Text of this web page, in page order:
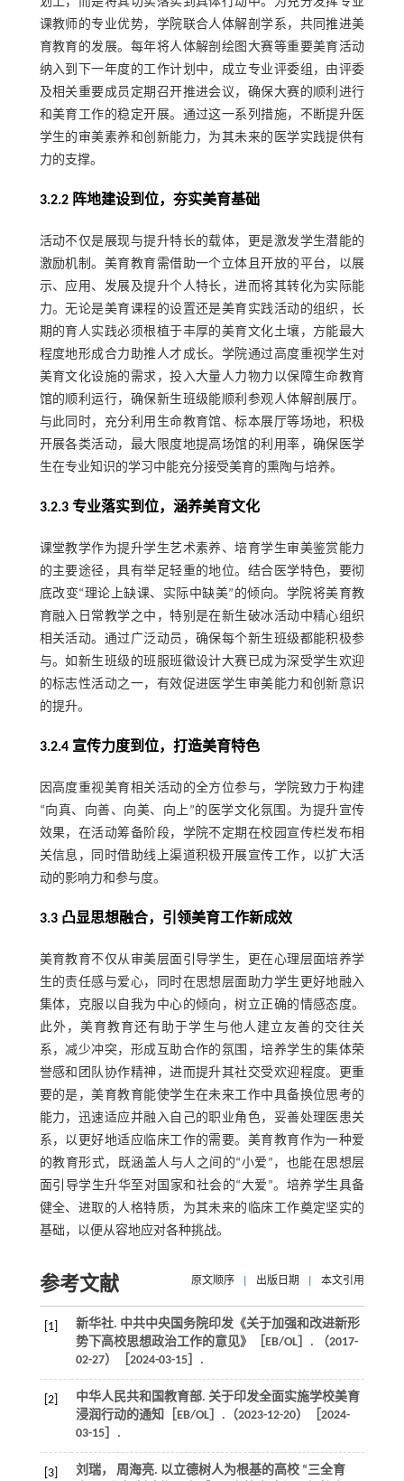
课教师的专业优势，学院联合人体解剖学系，共同推进美
育教育的发展。每年将人体解剖绘图大赛等重要美育活动
纳入到下一年度的工作计划中，成立专业评委组，由评委
及相关重要成员定期召开推进会议，确保大赛的顺利进行
和美育工作的稳定开展。通过这一系列措施，不断提升医
学生的审美素养和创新能力，为其未来的医学实践提供有
力的支撑。
3.2.2 阵地建设到位，夯实美育基础
活动不仅是展现与提升特长的载体，更是激发学生潜能的
激励机制。美育教育需借助一个立体且开放的平台，以展
示、应用、发展及提升个人特长，进而将其转化为实际能
力。无论是美育课程的设置还是美育实践活动的组织，长
期的育人实践必须根植于丰厚的美育文化土壤，方能最大
程度地形成合力助推人才成长。学院通过高度重视学生对
美育文化设施的需求，投入大量人力物力以保障生命教育
馆的顺利运行，确保新生班级能顺利参观人体解剖展厅。
与此同时，充分利用生命教育馆、标本展厅等场地，积极
开展各类活动，最大限度地提高场馆的利用率，确保医学
生在专业知识的学习中能充分接受美育的熏陶与培养。
3.2.3 专业落实到位，涵养美育文化
课堂教学作为提升学生艺术素养、培育学生审美鉴赏能力
的主要途径，具有举足轻重的地位。结合医学特色，要彻
底改变“理论上缺课、实际中缺美”的倾向。学院将美育教
育融入日常教学之中，特别是在新生破冰活动中精心组织
相关活动。通过广泛动员，确保每个新生班级都能积极参
与。如新生班级的班服班徽设计大赛已成为深受学生欢迎
的标志性活动之一，有效促进医学生审美能力和创新意识
的提升。
3.2.4 宣传力度到位，打造美育特色
因高度重视美育相关活动的全方位参与，学院致力于构建
“向真、向善、向美、向上”的医学文化氛围。为提升宣传
效果，在活动筹备阶段，学院不定期在校园宣传栏发布相
关信息，同时借助线上渠道积极开展宣传工作，以扩大活
动的影响力和参与度。
3.3 凸显思想融合，引领美育工作新成效
美育教育不仅从审美层面引导学生，更在心理层面培养学
生的责任感与爱心，同时在思想层面助力学生更好地融入
集体，克服以自我为中心的倾向，树立正确的情感态度。
此外，美育教育还有助于学生与他人建立友善的交往关
系，减少冲突，形成互助合作的氛围，培养学生的集体荣
誉感和团队协作精神，进而提升其社交受欢迎程度。更重
要的是，美育教育能使学生在未来工作中具备换位思考的
能力，迅速适应并融入自己的职业角色，妥善处理医患关
系，以更好地适应临床工作的需要。美育教育作为一种爱
的教育形式，既涵盖人与人之间的“小爱”，也能在思想层
面引导学生升华至对国家和社会的“大爱”。培养学生具备
健全、进取的人格特质，为其未来的临床工作奠定坚实的
基础，以便从容地应对各种挑战。
参考文献 原文顺序 出版日期 本文引用
[1]
新华社. 中共中央国务院印发《关于加强和改进新形
势下高校思想政治工作的意见》［EB/OL］. （2017-
02-27）［2024-03-15］.
[2]
中华人民共和国教育部. 关于印发全面实施学校美育
浸润行动的通知［EB/OL］.（2023-12-20）［2024-
03-15］.
[3]
刘瑞， 周海亮. 以立德树人为根基的高校 “三全育